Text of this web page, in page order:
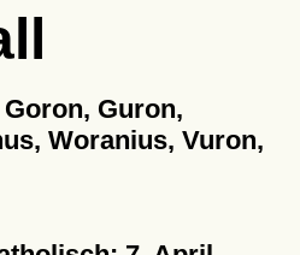
Guron,
Woranius, Vuron,